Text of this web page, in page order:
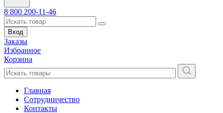
8 800 200-11-46
Вход
Заказы
Избранное
Корзина
Главная
Сотрудничество
Контакты